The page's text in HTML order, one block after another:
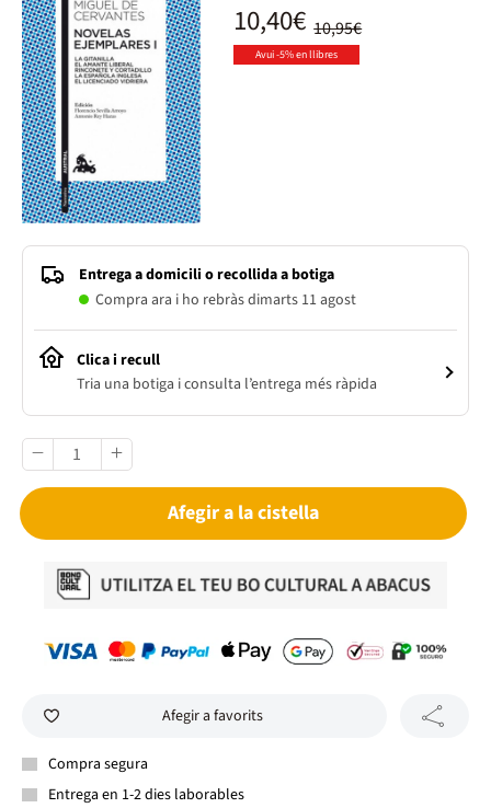
10,95€
10,40€
Avui -5% en llibres
Entrega a domicili o recollida a botiga
Compra ara i ho rebràs dimarts 11 agost
Clica i recull
Tria una botiga i consulta l’entrega més ràpida
Afegir a la cistella
Afegir a favorits
Compra segura
Entrega en 1-2 dies laborables